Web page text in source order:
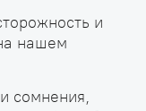
и
нашем
сомнения,